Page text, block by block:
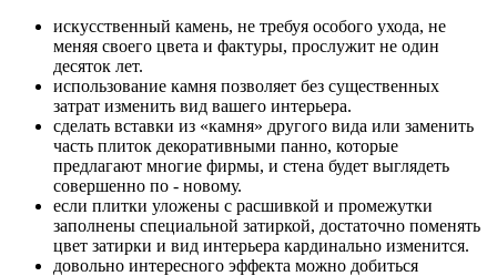
искусственный камень, не требуя особого ухода, не
меняя своего цвета и фактуры, прослужит не один
десяток лет.
использование камня позволяет без существенных
затрат изменить вид вашего интерьера.
сделать вставки из «камня» другого вида или заменить
часть плиток декоративными панно, которые
предлагают многие фирмы, и стена будет выглядеть
совершенно по - новому.
если плитки уложены с расшивкой и промежутки
заполнены специальной затиркой, достаточно поменять
цвет затирки и вид интерьера кардинально изменится.
довольно интересного эффекта можно добиться